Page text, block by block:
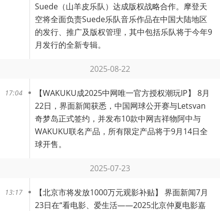
Suede（山羊皮乐队）达成版权战略合作。摩登天
空将全面负责Suede乐队音乐作品在中国大陆地区
的发行、推广及版权管理，其中包括乐队将于今年9
月发行的全新专辑。
2025-08-22
17:04 【WAKUKU成2025中网唯一官方授权潮玩IP】 8月
22日，界面新闻获悉，中国网球公开赛与Letsvan
奇梦岛正式签约，并发布10款中网吉祥物阿中与
WAKUKU联名产品，所有限定产品将于9月14日全
球开售。
2025-07-23
13:17 【北京市将发放1000万元观影补贴】 界面新闻7月
23日在“看电影、爱生活——2025北京仲夏电影嘉